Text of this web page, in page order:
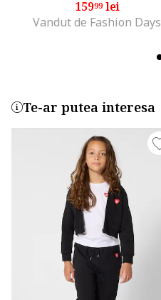
15999lei
Vandut de Fashion Days
Te-ar putea interesa